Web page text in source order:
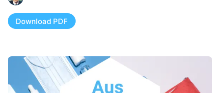
Download PDF